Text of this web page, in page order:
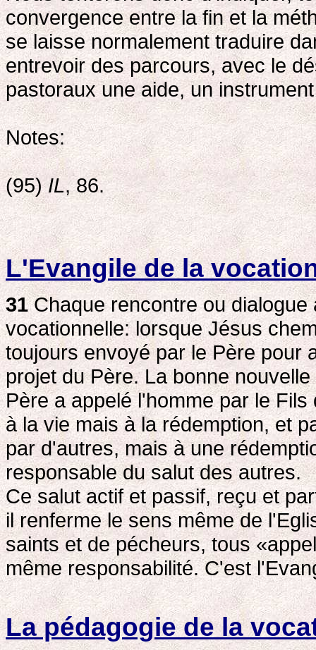
convergence entre la fin et la
se laisse normalement traduire
entrevoir des parcours, avec le
pastoraux une aide, un
Notes:
(95)IL, 86.
L'Evangile de la
31Chaque rencontre ou dialogue
vocationnelle: lorsque Jésus
toujours envoyé par le Père pour
projet du Père. La bonne
Père a appelé l'homme par le
à la vie mais à la rédemption, et
par d'autres, mais à une
responsable du salut des autres.
Ce salut actif et passif, reçu et
il renferme le sens même de
saints et de pécheurs, tous
même responsabilité. C'est
La pédagogie de la